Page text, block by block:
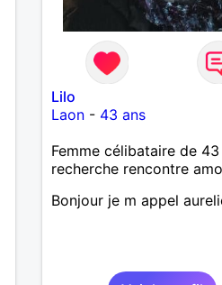
Lilo
Laon- 43 ans
Femme célibataire de 43
recherche rencontre
Bonjour je m appel